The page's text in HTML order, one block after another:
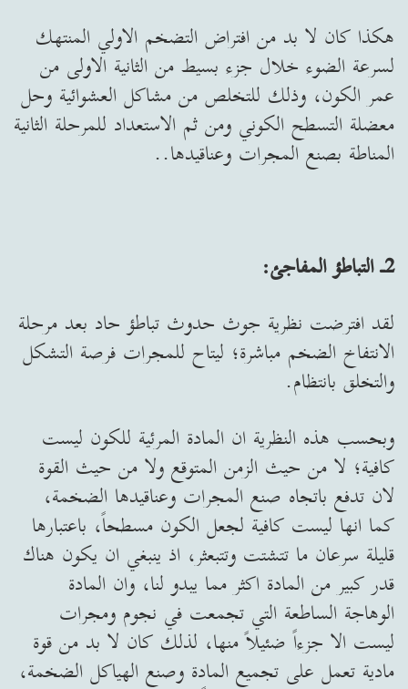
هكذا كان لا بد من افتراض التضخم الاولي المنتهك
لسرعة الضوء خلال جزء بسيط من الثانية الاولى من
عمر الكون، وذلك للتخلص من مشاكل العشوائية وحل
معضلة التسطح الكوني ومن ثم الاستعداد للمرحلة الثانية
المناطة بصنع المجرات وعناقيدها..
2ـ التباطؤ المفاجئ:
لقد افترضت نظرية جوث حدوث تباطؤ حاد بعد مرحلة
الانتفاخ الضخم مباشرة؛ ليتاح للمجرات فرصة التشكل
والتخلق بانتظام.
وبحسب هذه النظرية ان المادة المرئية للكون ليست
كافية؛ لا من حيث الزمن المتوقع ولا من حيث القوة
لان تدفع باتجاه صنع المجرات وعناقيدها الضخمة،
كما انها ليست كافية لجعل الكون مسطحاً، باعتبارها
قليلة سرعان ما تتشتت وتتبعثر، اذ ينبغي ان يكون هناك
قدر كبير من المادة اكثر مما يبدو لنا، وان المادة
الوهاجة الساطعة التي تجمعت في نجوم ومجرات
ليست الا جزءاً ضئيلاً منها، لذلك كان لا بد من قوة
مادية تعمل على تجميع المادة وصنع الهياكل الضخمة،